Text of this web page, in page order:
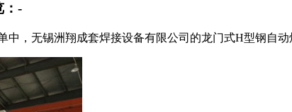
-
，无锡洲翔成套焊接设备有限公司的龙门式H型钢自动